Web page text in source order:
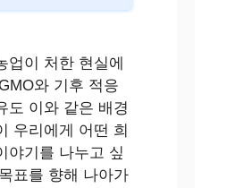
업이 처한 현실에
와 기후 적응
도 이와 같은 배경
우리에게 어떤 희
야기를 나누고 싶
표를 향해 나아가